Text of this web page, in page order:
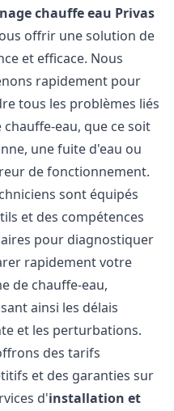
chauffe eau Privas
offrir une solution de
et efficace. Nous
rapidement pour
tous les problèmes liés
chauffe-eau, que ce soit
une fuite d'eau ou
de fonctionnement.
sont équipés
et des compétences
pour diagnostiquer
rapidement votre
de chauffe-eau,
ainsi les délais
et les perturbations.
des tarifs
et des garanties sur
d'installation et